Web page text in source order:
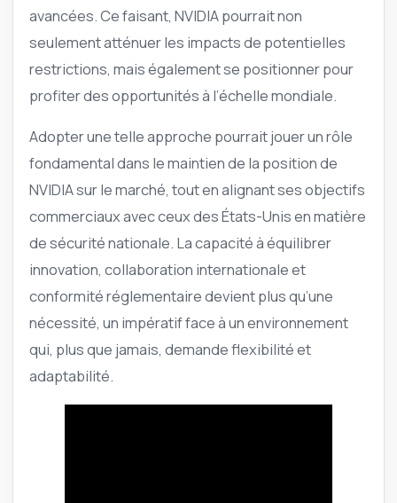
avancées. Ce faisant, NVIDIA pourrait non
seulement atténuer les impacts de potentielles
restrictions, mais également se positionner pour
profiter des opportunités à l’échelle mondiale.
Adopter une telle approche pourrait jouer un rôle
fondamental dans le maintien de la position de
NVIDIA sur le marché, tout en alignant ses objectifs
commerciaux avec ceux des États-Unis en matière
de sécurité nationale. La capacité à équilibrer
innovation, collaboration internationale et
conformité réglementaire devient plus qu’une
nécessité, un impératif face à un environnement
qui, plus que jamais, demande flexibilité et
adaptabilité.